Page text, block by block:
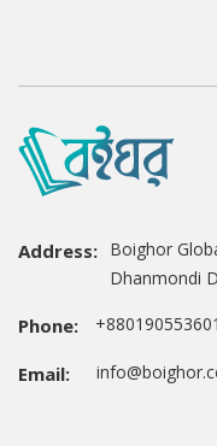
Address: Boighor
Dhanmondi
Phone:
Email: